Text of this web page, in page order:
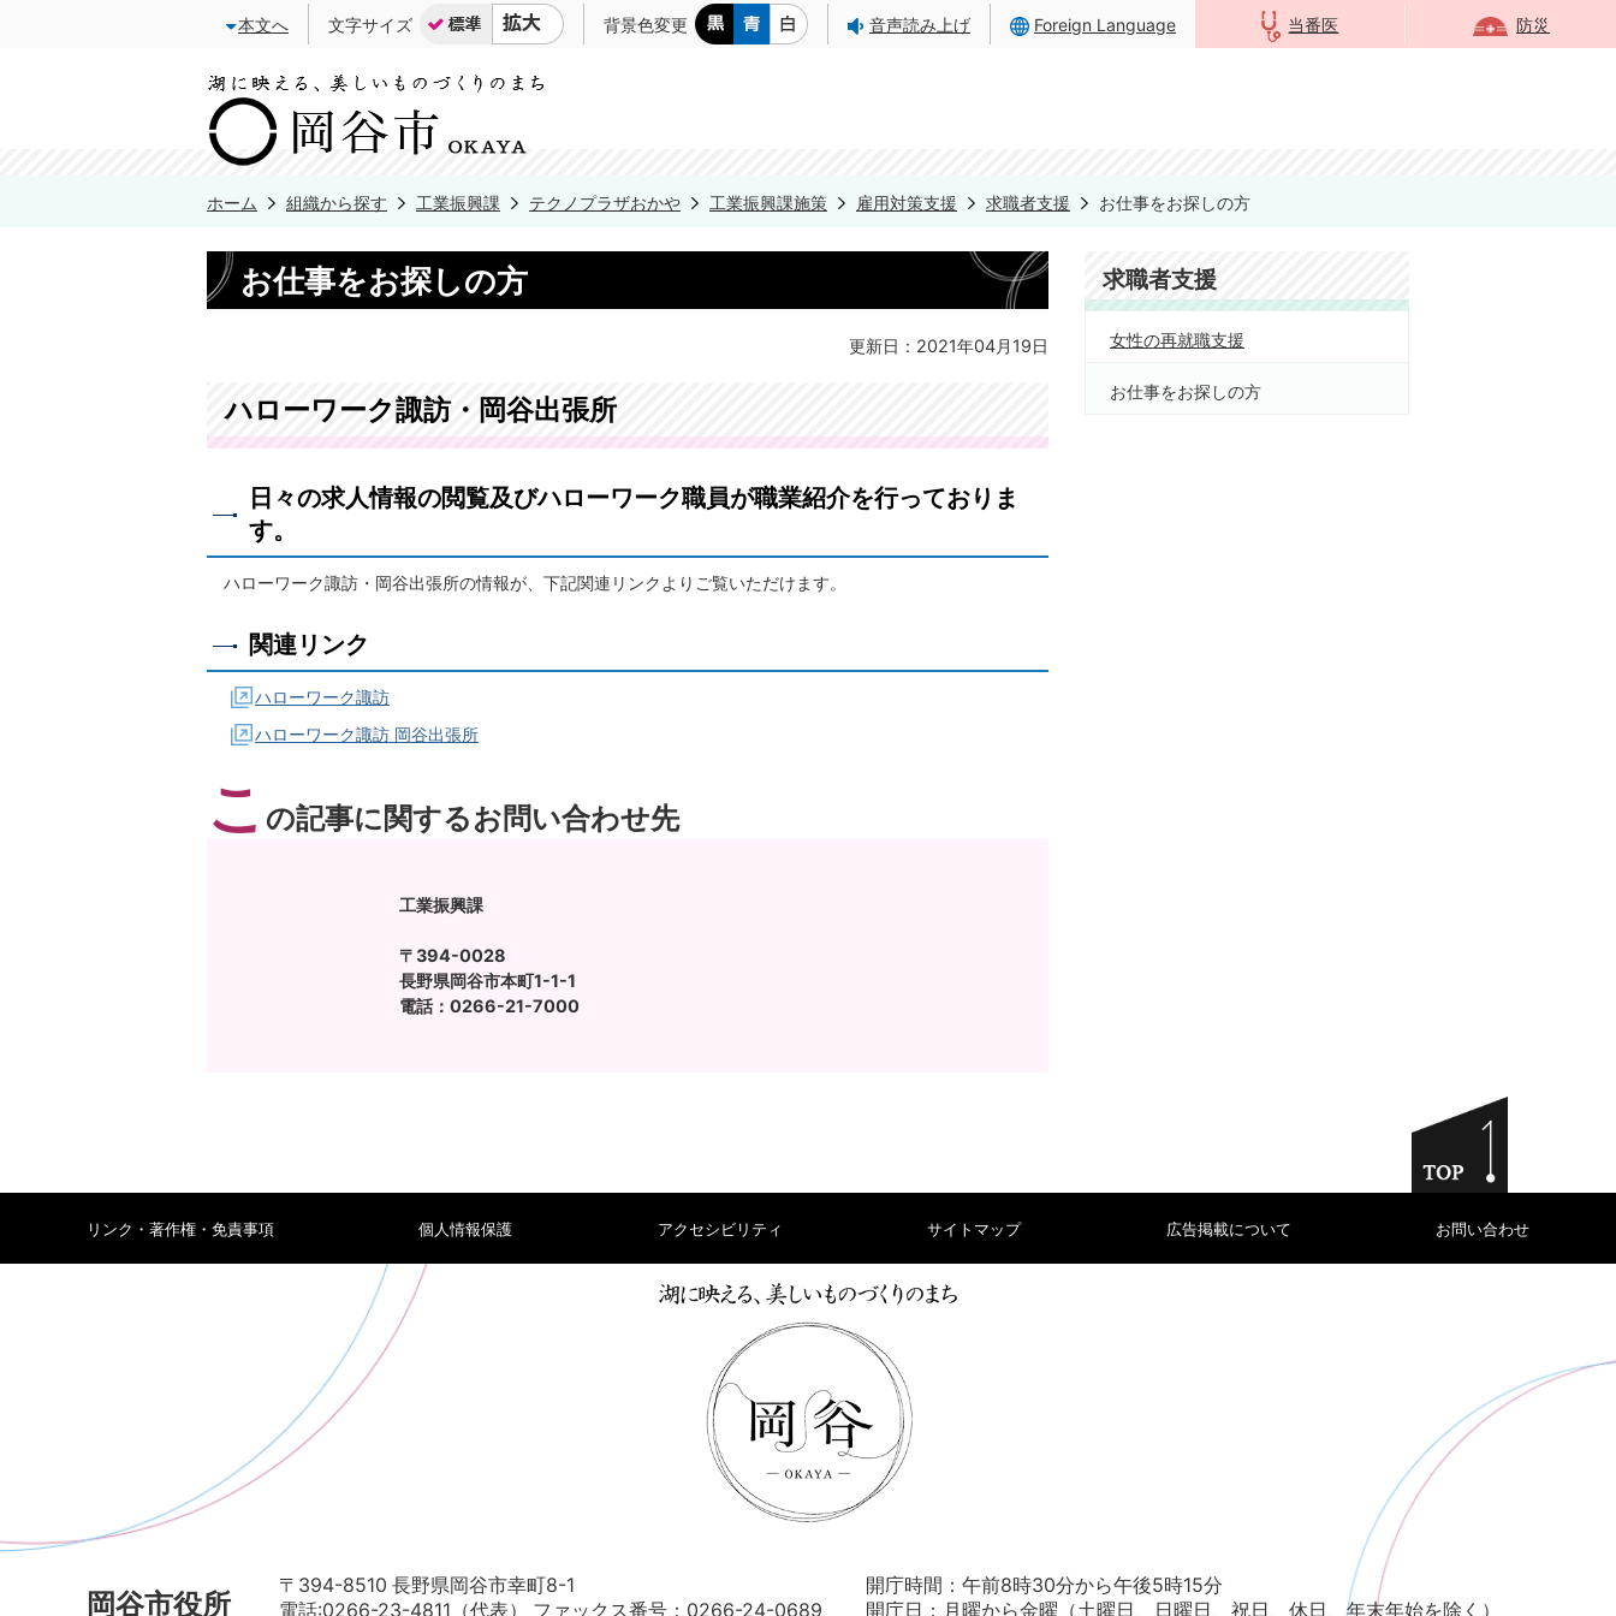
本文へ 文字サイズ 背景色変更 音声読み上げ Foreign Language 当番医 防災
ホーム 組織から探す 工業振興課 テクノプラザおかや 工業振興課施策 雇用対策支援 求職者支援 お仕事をお探しの方
お仕事をお探しの方
更新日：2021年04月19日
ハローワーク諏訪・岡谷出張所
日々の求人情報の閲覧及びハローワーク職員が職業紹介を行っておりま
す。
ハローワーク諏訪・岡谷出張所の情報が、下記関連リンクよりご覧いただけます。
関連リンク
ハローワーク諏訪
ハローワーク諏訪 岡谷出張所
こ の記事に関するお問い合わせ先
工業振興課
〒394-0028
長野県岡谷市本町1-1-1
電話：0266-21-7000
求職者支援
女性の再就職支援
お仕事をお探しの方
リンク・著作権・免責事項 個人情報保護 アクセシビリティ サイトマップ 広告掲載について お問い合わせ
岡谷市役所
〒394-8510 長野県岡谷市幸町8-1
電話:0266-23-4811（代表） ファックス番号：0266-24-0689
開庁時間：午前8時30分から午後5時15分
開庁日：月曜から金曜（土曜日、日曜日、祝日、休日、年末年始を除く）